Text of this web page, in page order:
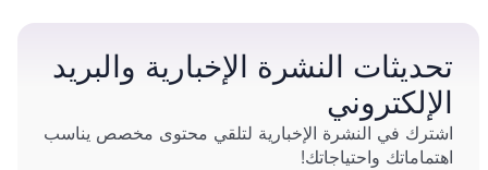
تحديثات النشرة الإخبارية والبريد
الإلكتروني
اشترك في النشرة الإخبارية لتلقي محتوى مخصص يناسب
اهتماماتك واحتياجاتك!